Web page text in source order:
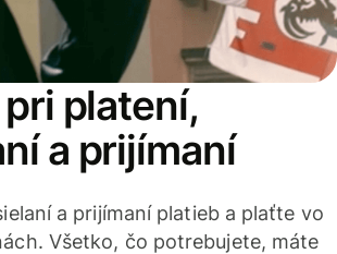
platení,
a prijímaní
a prijímaní platieb a plaťte vo
Všetko, čo potrebujete, máte